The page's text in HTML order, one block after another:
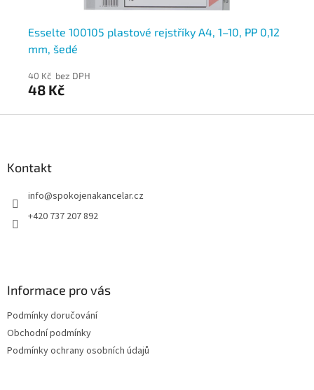
Esselte 100105 plastové rejstříky A4, 1–10, PP 0,12
mm, šedé
40 Kč bez DPH
48 Kč
Kontakt
info@spokojenakancelar.cz
+420 737 207 892
Informace pro vás
Podmínky doručování
Obchodní podmínky
Podmínky ochrany osobních údajů